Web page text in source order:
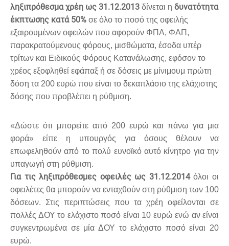
ληξιπρόθεσμα χρέη ως 31.12.2013 δίνεται η δυνατότητα
έκπτωσης κατά 50% σε όλο το ποσό της οφειλής
εξαιρουμένων οφειλών που αφορούν ΦΠΑ, ΦΑΠ,
παρακρατούμενους φόρους, μισθώματα, έσοδα υπέρ
τρίτων και Ειδικούς Φόρους Κατανάλωσης, εφόσον το
χρέος εξοφληθεί εφάπαξ ή σε δόσεις με μίνιμουμ πρώτη
δόση τα 200 ευρώ που είναι το δεκαπλάσιο της ελάχιστης
δόσης που προβλέπει η ρύθμιση.
«Δώστε ότι μπορείτε από 200 ευρώ και πάνω για μια
φορά» είπε η υπουργός για όσους θέλουν να
επωφεληθούν από το πολύ ευνοϊκό αυτό κίνητρο για την
υπαγωγή στη ρύθμιση.
Για τις ληξιπρόθεσμες οφειλές ως 31.12.2014όλοι οι
οφειλέτες θα μπορούν να ενταχθούν στη ρύθμιση των 100
δόσεων. Στις περιπτώσεις που τα χρέη οφείλονται σε
πολλές ΔΟΥ το ελάχιστο ποσό είναι 10 ευρώ ενώ αν είναι
συγκεντρωμένα σε μία ΔΟΥ το ελάχιστο ποσό είναι 20
ευρώ.